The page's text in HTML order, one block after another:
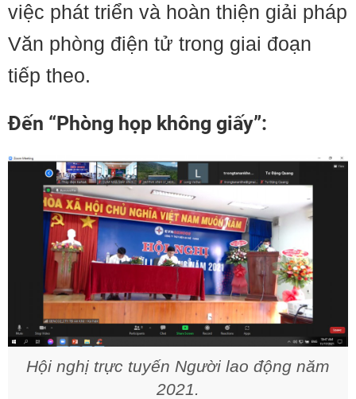
việc phát triển và hoàn thiện giải pháp
Văn phòng điện tử trong giai đoạn
tiếp theo.
Đến “Phòng họp không giấy”:
Hội nghị trực tuyến Người lao động năm
2021.